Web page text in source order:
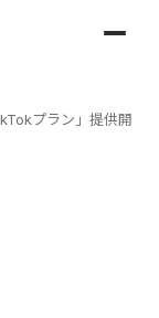
プラン」提供開